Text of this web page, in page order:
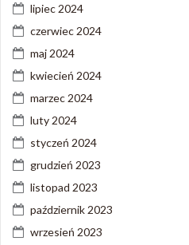
lipiec 2024
czerwiec 2024
maj 2024
kwiecień 2024
marzec 2024
luty 2024
styczeń 2024
grudzień 2023
listopad 2023
październik 2023
wrzesień 2023